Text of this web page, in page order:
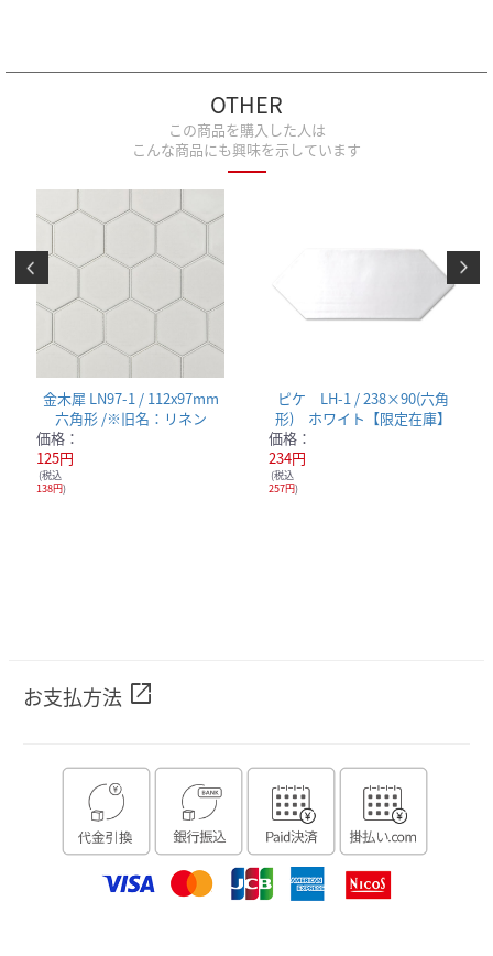
OTHER
この商品を購入した人は
こんな商品にも興味を示しています
金木犀 LN97-1 / 112x97mm
六角形 /※旧名：リネン
価格：
125円
(税込
138円)
ピケ LH-1 / 238×90(六角
形) ホワイト【限定在庫】
価格：
234円
(税込
257円)
お支払方法 open_in_new